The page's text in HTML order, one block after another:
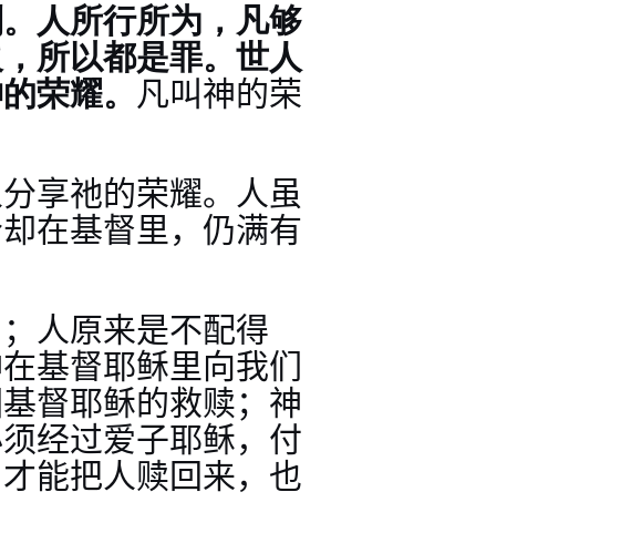
人所行所为，凡够
所以都是罪。世人
荣耀。 凡叫神的荣
享祂的荣耀。人虽
在基督里，仍满有
人原来是不配得
基督耶稣里向我们
督耶稣的救赎；神
经过爱子耶稣，付
能把人赎回来，也